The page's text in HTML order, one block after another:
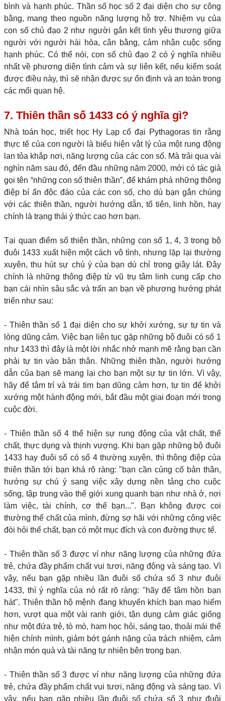
bình và hạnh phúc. Thần số học số 2 đại diện cho sự công
bằng, mang theo nguồn năng lượng hỗ trợ. Nhiệm vụ của
con số chủ đạo 2 như người gắn kết tình yêu thương giữa
người với người hài hòa, cân bằng, cảm nhận cuộc sống
hạnh phúc. Có thể nói, con số chủ đạo 2 có ý nghĩa nhiều
nhất về phương diện tình cảm và sự liên kết, nếu kiểm soát
được điều này, thì sẽ nhận được sự ổn định và an toàn trong
các mối quan hệ.
7. Thiên thần số 1433 có ý nghĩa gì?
Nhà toán học, triết học Hy Lạp cổ đại Pythagoras tin rằng
thực tế của con người là biểu hiện vật lý của một rung động
lan tỏa khắp nơi, năng lượng của các con số. Mà trải qua vài
nghìn năm sau đó, đến đầu những năm 2000, mới có tác giả
gọi tên “những con số thiên thần”, để khám phá những thông
điệp bí ẩn độc đáo của các con số, cho dù bạn gắn chúng
với các thiên thần, người hướng dẫn, tổ tiên, linh hồn, hay
chính là trạng thái ý thức cao hơn bạn.
Tại quan điểm số thiên thần, những con số 1, 4, 3 trong bộ
đuôi 1433 xuất hiện một cách vô tình, nhưng lặp lại thường
xuyên, thu hút sự chú ý của bạn dù chỉ trong giây lát. Đây
chính là những thông điệp từ vũ trụ tâm linh cung cấp cho
bạn cái nhìn sâu sắc và trấn an bạn về phương hướng phát
triển như sau:
- Thiên thần số 1 đại diện cho sự khởi xướng, sự tự tin và
lòng dũng cảm. Việc bạn liên tục gặp những bộ đuôi có số 1
như 1433 thì đây là một lời nhắc nhở mạnh mẽ rằng bạn cần
phải tự tin vào bản thân. Những thiên thần, người hướng
dẫn của bạn sẽ mang lại cho bạn một sự tự tin lớn. Vì vậy,
hãy để tâm trí và trái tim bạn dũng cảm hơn, tự tin để khởi
xướng một hành động mới, bắt đầu một giai đoạn mới trong
cuộc đời.
- Thiên thần số 4 thể hiện sự rung động của vật chất, thể
chất, thực dụng và thịnh vượng. Khi bạn gặp những bộ đuôi
1433 hay đuôi số có số 4 thường xuyên, thì thông điệp của
thiên thần tới bạn khá rõ ràng: "bạn cần củng cố bản thân,
hướng sự chú ý sang việc xây dựng nền tảng cho cuộc
sống, tập trung vào thế giới xung quanh bạn như nhà ở, nơi
làm việc, tài chính, cơ thể bạn...". Bạn không được coi
thường thể chất của mình, đừng sợ hãi với những công việc
đòi hỏi thể chất, bạn có một mục đích và con đường thực tế.
- Thiên thần số 3 được ví như năng lượng của những đứa
trẻ, chứa đầy phẩm chất vui tươi, năng động và sáng tạo. Vì
vậy, nếu bạn gặp nhiều lần đuôi số chứa số 3 như đuôi
1433, thì ý nghĩa của nó rất rõ ràng: "hãy để tâm hồn bạn
hát". Thiên thần hộ mệnh đang khuyến khích bạn mạo hiểm
hơn, vượt qua một vài ranh giới, tận dụng cảm giác giống
như một đứa trẻ, tò mò, ham học hỏi, sáng tạo, thoải mái thể
hiện chính mình, giảm bớt gánh nặng của trách nhiệm, cảm
nhận món quà và tài năng tự nhiên bên trong bạn.
- Thiên thần số 3 được ví như năng lượng của những đứa
trẻ, chứa đầy phẩm chất vui tươi, năng động và sáng tạo. Vì
vậy, nếu bạn gặp nhiều lần đuôi số chứa số 3 như đuôi